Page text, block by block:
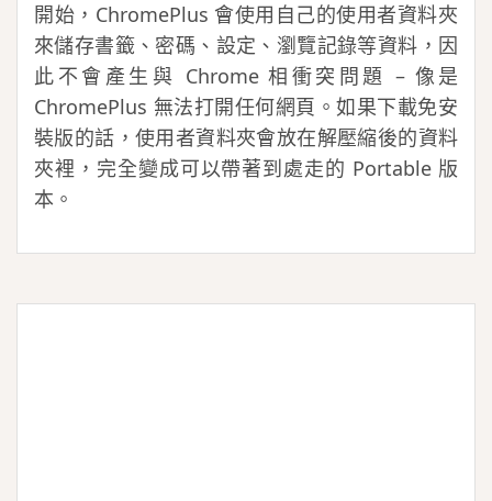
開始，ChromePlus 會使用自己的使用者資料夾
來儲存書籤、密碼、設定、瀏覽記錄等資料，因
此不會產生與 Chrome 相衝突問題 – 像是
ChromePlus 無法打開任何網頁。如果下載免安
裝版的話，使用者資料夾會放在解壓縮後的資料
夾裡，完全變成可以帶著到處走的 Portable 版
本。